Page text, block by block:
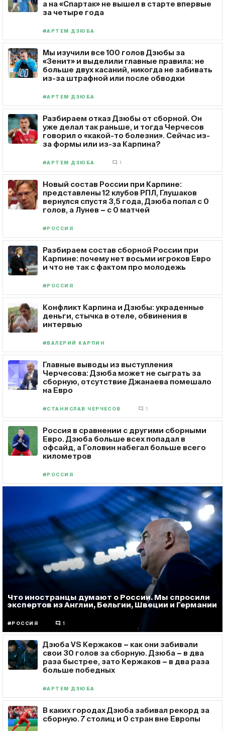
а на «Спартак» не вышел в старте впервые
за четыре года
#АРТЕМ ДЗЮБА
Мы изучили все 100 голов Дзюбы за
«Зенит» и выделили главные правила: не
больше двух касаний, никогда не забивать
из-за штрафной или после обводки
#АРТЕМ ДЗЮБА
Разбираем отказ Дзюбы от сборной. Он
уже делал так раньше, и тогда Черчесов
говорил о «какой-то болезни». Сейчас из-
за формы или из-за Карпина?
#АРТЕМ ДЗЮБА 1
Новый состав России при Карпине:
представлены 12 клубов РПЛ, Глушаков
вернулся спустя 3,5 года, Дзюба попал с 0
голов, а Лунев − с 0 матчей
#РОССИЯ
Разбираем состав сборной России при
Карпине: почему нет восьми игроков Евро
и что не так с фактом про молодежь
#РОССИЯ
Конфликт Карпина и Дзюбы: украденные
деньги, стычка в отеле, обвинения в
интервью
#ВАЛЕРИЙ КАРПИН
Главные выводы из выступления
Черчесова: Дзюба может не сыграть за
сборную, отсутствие Джанаева помешало
на Евро
#СТАНИСЛАВ ЧЕРЧЕСОВ 1
Россия в сравнении с другими сборными
Евро. Дзюба больше всех попадал в
офсайд, а Головин набегал больше всего
километров
#РОССИЯ
Что иностранцы думают о России. Мы спросили
экспертов из Англии, Бельгии, Швеции и Германии
#РОССИЯ 1
Дзюба VS Кержаков − как они забивали
свои 30 голов за сборную. Дзюба − в два
раза быстрее, зато Кержаков − в два раза
больше победных
#АРТЕМ ДЗЮБА
В каких городах Дзюба забивал рекорд за
сборную. 7 столиц и 0 стран вне Европы